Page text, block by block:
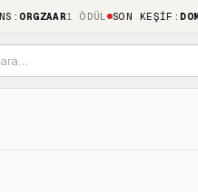
1 ÖDÜL SON KEŞIF :